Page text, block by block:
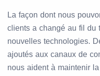
La façon dont nous
clients a changé au fil du
nouvelles technologies.
ajoutés aux canaux de
nous aident à maintenir